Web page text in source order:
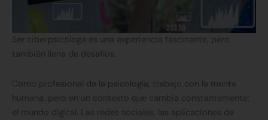
Ser ciberpsicóloga es una experiencia fascinante, pero
también llena de desafíos.
Como profesional de la psicología, trabajo con la mente
humana, pero en un contexto que cambia constantemente:
el mundo digital. Las redes sociales, las aplicaciones de